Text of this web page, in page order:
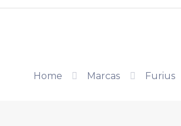
Home Marcas Furius